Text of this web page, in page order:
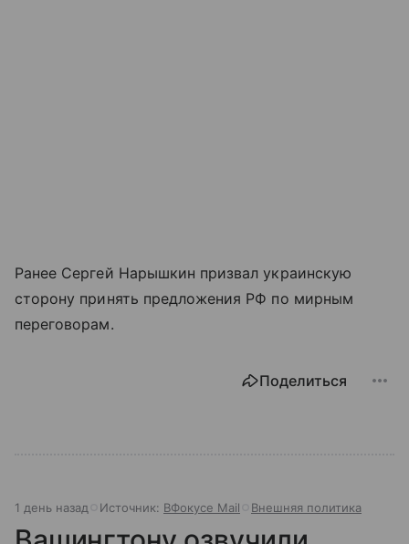
Ранее Сергей Нарышкин призвал украинскую
сторону принять предложения РФ по мирным
переговорам.
Поделиться
1 день назад Источник: ВФокусе Mail Внешняя политика